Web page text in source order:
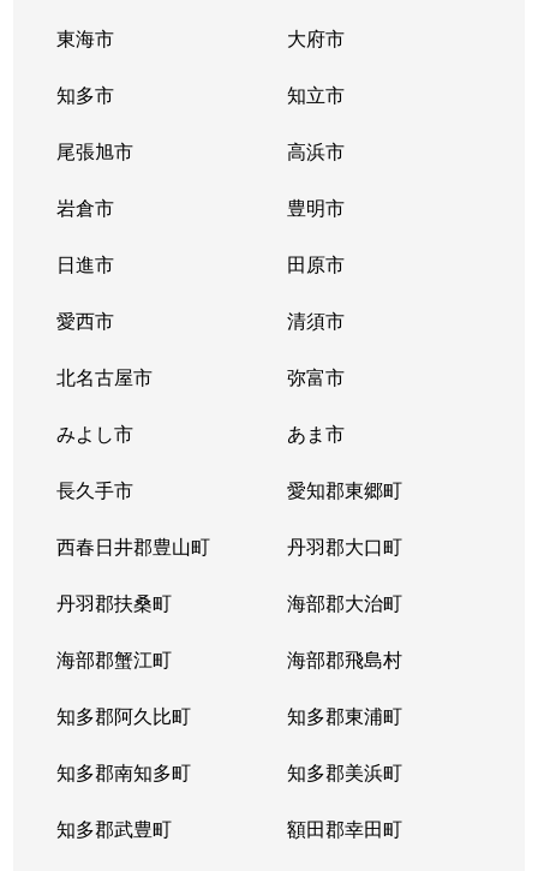
東海市 大府市
知多市 知立市
尾張旭市 高浜市
岩倉市 豊明市
日進市 田原市
愛西市 清須市
北名古屋市 弥富市
みよし市 あま市
長久手市 愛知郡東郷町
西春日井郡豊山町 丹羽郡大口町
丹羽郡扶桑町 海部郡大治町
海部郡蟹江町 海部郡飛島村
知多郡阿久比町 知多郡東浦町
知多郡南知多町 知多郡美浜町
知多郡武豊町 額田郡幸田町